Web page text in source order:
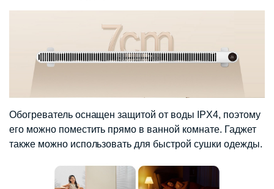
Обогреватель оснащен защитой от воды IPX4, поэтому
его можно поместить прямо в ванной комнате. Гаджет
также можно использовать для быстрой сушки одежды.